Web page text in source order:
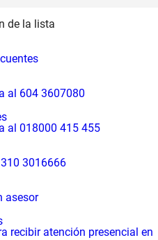
de la lista
al 604 3607080
al 018000 415 455
3016666
asesor
recibir atención presencial en